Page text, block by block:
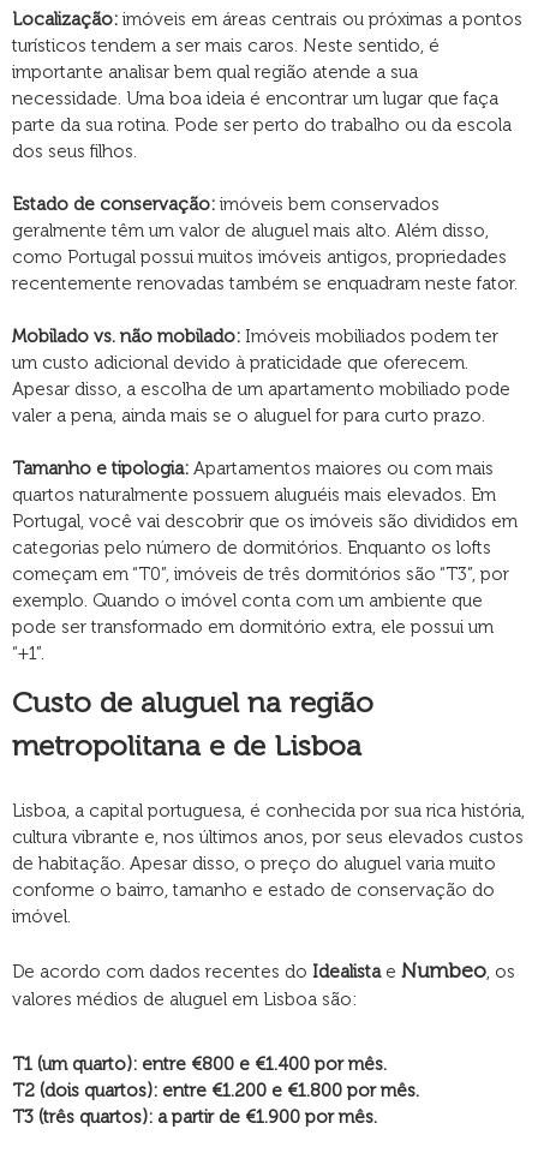
Localização: imóveis em áreas centrais ou próximas a pontos
turísticos tendem a ser mais caros. Neste sentido, é
importante analisar bem qual região atende a sua
necessidade. Uma boa ideia é encontrar um lugar que faça
parte da sua rotina. Pode ser perto do trabalho ou da escola
dos seus filhos.
Estado de conservação: imóveis bem conservados
geralmente têm um valor de aluguel mais alto. Além disso,
como Portugal possui muitos imóveis antigos, propriedades
recentemente renovadas também se enquadram neste fator.
Mobilado vs. não mobilado: Imóveis mobiliados podem ter
um custo adicional devido à praticidade que oferecem.
Apesar disso, a escolha de um apartamento mobiliado pode
valer a pena, ainda mais se o aluguel for para curto prazo.
Tamanho e tipologia: Apartamentos maiores ou com mais
quartos naturalmente possuem aluguéis mais elevados. Em
Portugal, você vai descobrir que os imóveis são divididos em
categorias pelo número de dormitórios. Enquanto os lofts
começam em “T0”, imóveis de três dormitórios são “T3”, por
exemplo. Quando o imóvel conta com um ambiente que
pode ser transformado em dormitório extra, ele possui um
“+1”.
Custo de aluguel na região
metropolitana e de Lisboa
Lisboa, a capital portuguesa, é conhecida por sua rica história,
cultura vibrante e, nos últimos anos, por seus elevados custos
de habitação. Apesar disso, o preço do aluguel varia muito
conforme o bairro, tamanho e estado de conservação do
imóvel.
De acordo com dados recentes do Idealistae Numbeo, os
valores médios de aluguel em Lisboa são:
T1 (um quarto): entre €800 e €1.400 por mês.
T2 (dois quartos): entre €1.200 e €1.800 por mês.
T3 (três quartos): a partir de €1.900 por mês.